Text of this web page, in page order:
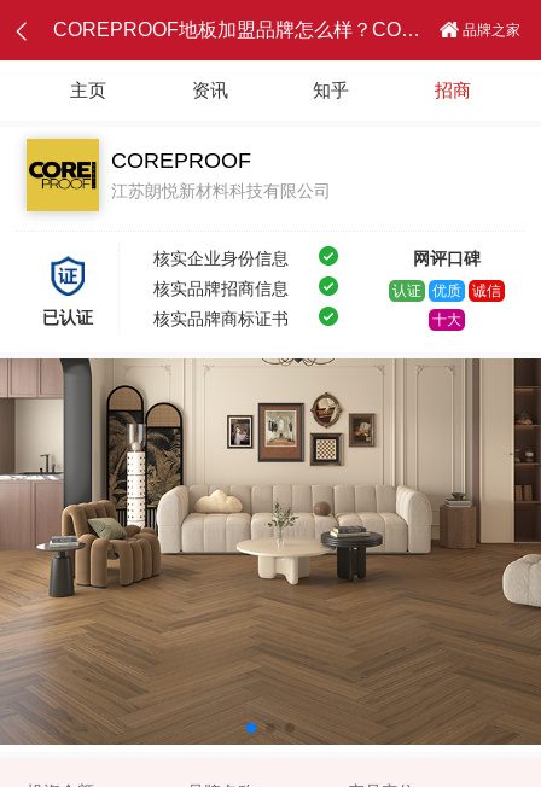
COREPROOF地板加盟品牌怎么样？COREPROOF地板加盟项目介绍 品牌之家
主页 资讯 知乎 招商
COREPROOF
江苏朗悦新材料科技有限公司
已认证
核实企业身份信息
核实品牌招商信息
核实品牌商标证书
网评口碑
认证 优质
诚信
十大